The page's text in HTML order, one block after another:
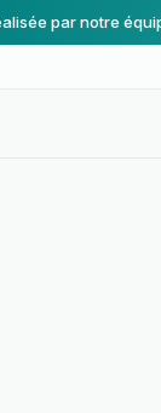
par notre